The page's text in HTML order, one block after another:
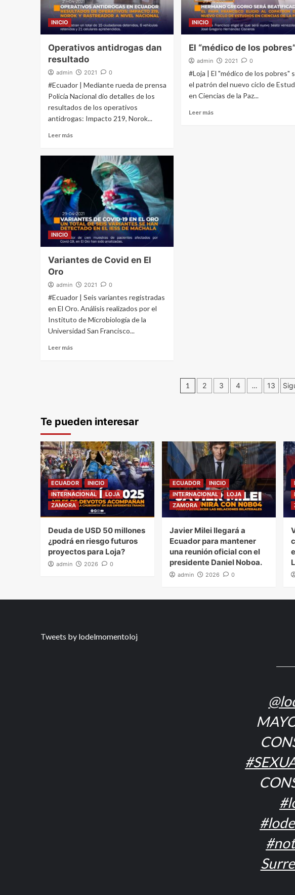
INICIO
Operativos antidrogas dan
resultado
admin 2021 0
#Ecuador | Mediante rueda de prensa
Policía Nacional dio detalles de los
resultados de los operativos
antidrogas: Impacto 219, Norok...
Leer más
INICIO
El “médico de los
admin 2021 0
#Loja | El "médico de los pobres"
el patrón del nuevo ciclo de
en Ciencias de la Paz...
Leer más
INICIO
Variantes de Covid en El
Oro
admin 2021 0
#Ecuador | Seis variantes registradas
en El Oro. Análisis realizados por el
Instituto de Microbiología de la
Universidad San Francisco...
Leer más
Navegación
1 2 3 4 … 13
Te pueden interesar
ECUADOR
INICIO
INTERNACIONAL
LOJA
ZAMORA
Deuda de USD 50 millones
¿podrá en riesgo futuros
proyectos para Loja?
admin 2026 0
ECUADOR
INICIO
INTERNACIONAL
LOJA
ZAMORA
Javier Milei llegará a
Ecuador para mantener
una reunión oficial con el
presidente Daniel Noboa.
admin 2026 0
Tweets by lodelmomentoloj